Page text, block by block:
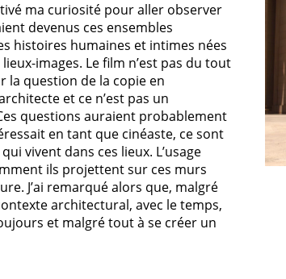
ma curiosité pour aller observer
devenus ces ensembles
histoires humaines et intimes nées
images. Le film n’est pas du tout
la question de la copie en
et ce n’est pas un
questions auraient probablement
en tant que cinéaste, ce sont
vivent dans ces lieux. L’usage
ils projettent sur ces murs
J’ai remarqué alors que, malgré
architectural, avec le temps,
et malgré tout à se créer un